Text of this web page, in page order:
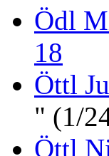
Ödl
18
Öttl
" (1/
Öttl